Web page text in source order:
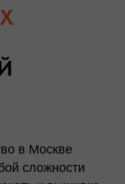
в Москве
сложности